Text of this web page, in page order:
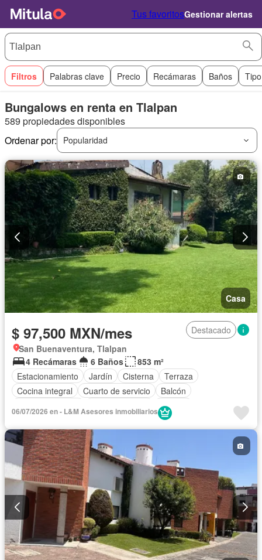
Tus favoritosGestionar alertas
Filtros Palabras clave Precio Recámaras Baños
Bungalows en renta en Tlalpan
589 propiedades disponibles
Ordenar por:
Popularidad
Casa
$ 97,500 MXN/mes
Destacado
San Buenaventura, Tlalpan
4 Recámaras
6 Baños
853 m²
Estacionamiento
Jardín Cisterna
Terraza
Cocina integral
Cuarto de servicio
Balcón
Bodega
Zonas verdes
Permite mascotas
06/07/2026 en - L&M Asesores inmobiliarios